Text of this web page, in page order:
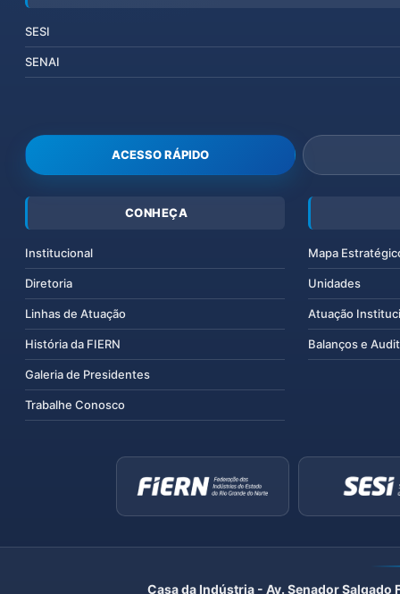
SESI
SENAI
ACESSO RÁPIDO
CONHEÇA
Institucional
Diretoria
Linhas de Atuação
História da FIERN
Galeria de Presidentes
Trabalhe Conosco
Mapa
Unidades
Atuação
Balanços e
Casa da Indústria - Av. Senador